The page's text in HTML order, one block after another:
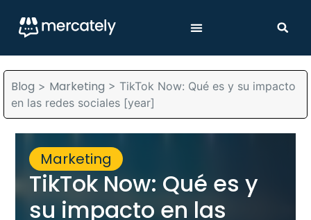
Blog > Marketing > TikTok Now: Qué es y su impacto
en las redes sociales [year]
Marketing
TikTok Now: Qué es y
su impacto en las